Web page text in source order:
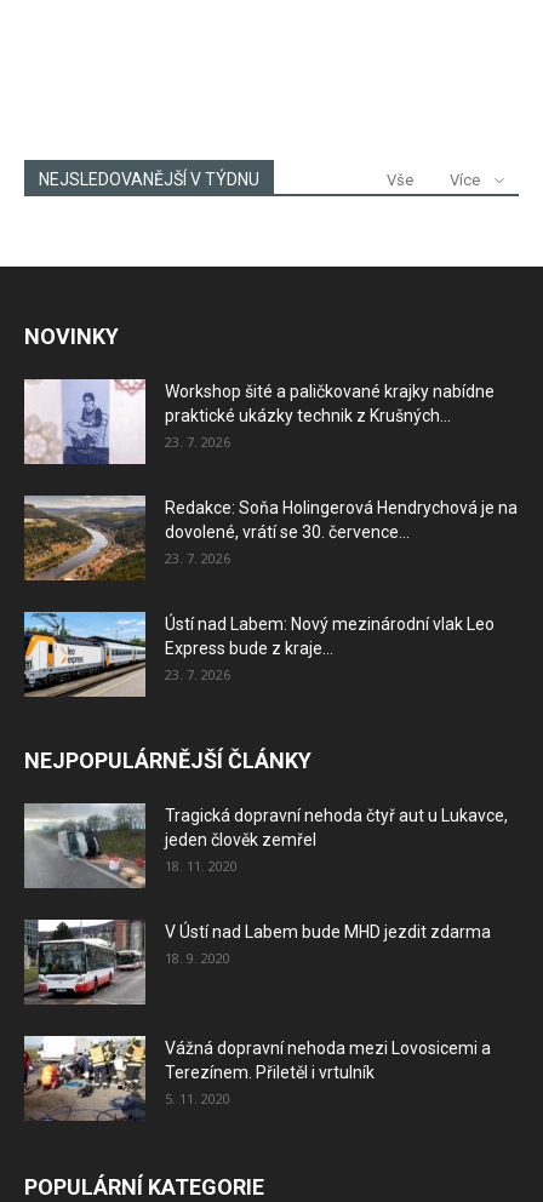
NEJSLEDOVANĚJŠÍ V TÝDNU Vše Více
NOVINKY
Workshop šité a paličkované krajky nabídne
praktické ukázky technik z Krušných...
23. 7. 2026
Redakce: Soňa Holingerová Hendrychová je na
dovolené, vrátí se 30. července...
23. 7. 2026
Ústí nad Labem: Nový mezinárodní vlak Leo
Express bude z kraje...
23. 7. 2026
NEJPOPULÁRNĚJŠÍ ČLÁNKY
Tragická dopravní nehoda čtyř aut u Lukavce,
jeden člověk zemřel
18. 11. 2020
V Ústí nad Labem bude MHD jezdit zdarma
18. 9. 2020
Vážná dopravní nehoda mezi Lovosicemi a
Terezínem. Přiletěl i vrtulník
5. 11. 2020
POPULÁRNÍ KATEGORIE